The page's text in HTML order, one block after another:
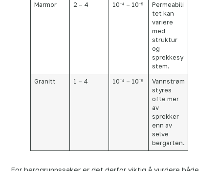
Marmor 2 – 4 10⁻⁴ – 10⁻⁵
Permeabili
tet kan
variere
med
struktur
og
sprekkesy
stem.
Granitt 1 – 4 10⁻⁴ – 10⁻⁵
Vannstrøm
styres
ofte mer
av
sprekker
enn av
selve
bergarten.